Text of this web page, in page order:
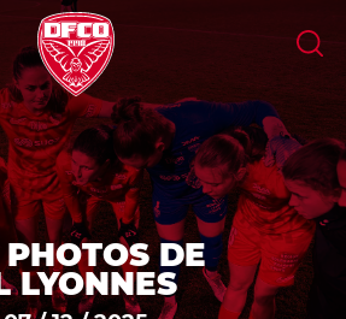
DE
LYONNES